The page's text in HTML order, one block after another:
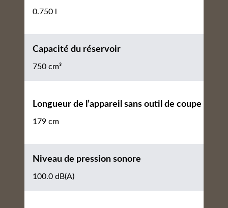
0.750 l
Capacité du réservoir
750 cm³
Longueur de l’appareil sans outil de coupe
179 cm
Niveau de pression sonore
100.0 dB(A)